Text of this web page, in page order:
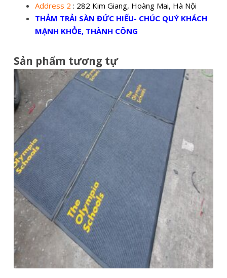
Address 2 : 282 Kim Giang, Hoàng Mai, Hà Nội
THẢM TRẢI SÀN ĐỨC HIẾU- CHÚC QUÝ KHÁCH
MẠNH KHỎE, THÀNH CÔNG
Sản phẩm tương tự